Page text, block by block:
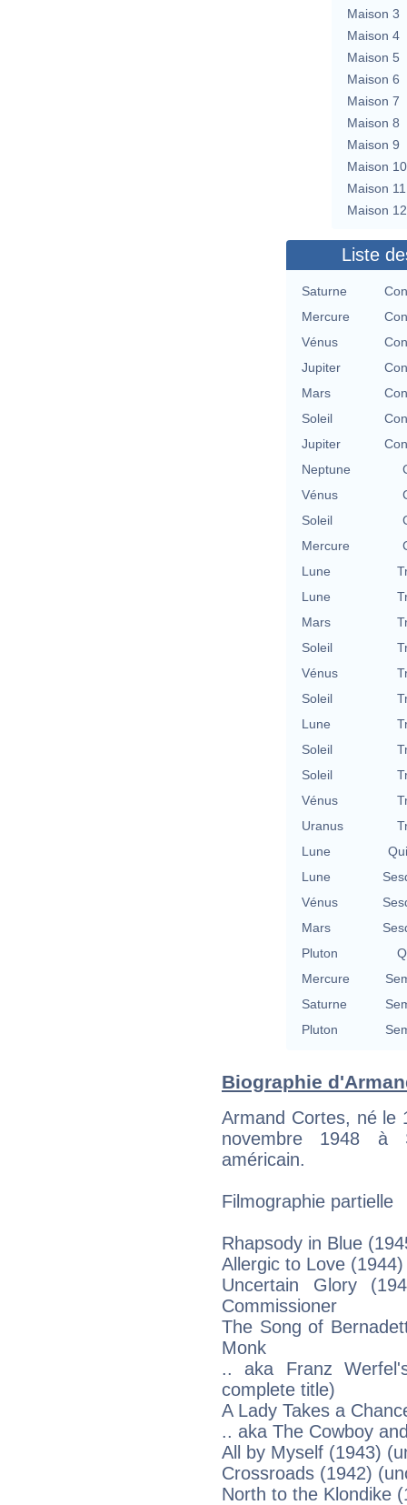
Maison 3
Maison 4
Maison 5
Maison 6
Maison 7
Maison 8
Maison 9
Maison 10
Maison 11
Maison 12
Liste
Saturne
Mercure
Vénus
Jupiter
Mars
Soleil
Jupiter
Neptune
Vénus
Soleil
Mercure
Lune
Lune
Mars
Soleil
Vénus
Soleil
Lune
Soleil
Soleil
Vénus
Uranus
Lune
Lune
Vénus
Mars
Pluton
Mercure
Saturne
Pluton
Biographie
Armand Cortes, né le
novembre 1948 à
américain.
Filmographie partielle
Rhapsody in Blue
Allergic to Love
Uncertain Glory
Commissioner
The Song of
Monk
.. aka Franz
complete title)
A Lady Takes a
.. aka The Cowboy
All by Myself (1943)
Crossroads (1942)
North to the Klondike